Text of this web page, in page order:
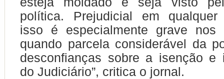
política. Prejudicial em qualquer
isso é especialmente grave
quando parcela considerável da
desconfianças sobre a isenção e
do Judiciário”, critica o jornal.